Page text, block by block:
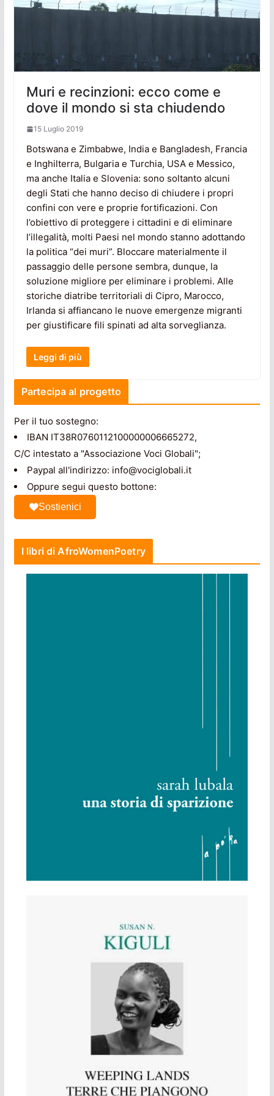
Muri e recinzioni: ecco come e
dove il mondo si sta chiudendo
15 Luglio 2019
Botswana e Zimbabwe, India e Bangladesh, Francia
e Inghilterra, Bulgaria e Turchia, USA e Messico,
ma anche Italia e Slovenia: sono soltanto alcuni
degli Stati che hanno deciso di chiudere i propri
confini con vere e proprie fortificazioni. Con
l’obiettivo di proteggere i cittadini e di eliminare
l’illegalità, molti Paesi nel mondo stanno adottando
la politica “dei muri”. Bloccare materialmente il
passaggio delle persone sembra, dunque, la
soluzione migliore per eliminare i problemi. Alle
storiche diatribe territoriali di Cipro, Marocco,
Irlanda si affiancano le nuove emergenze migranti
per giustificare fili spinati ad alta sorveglianza.
Leggi di più
Partecipa al progetto
Per il tuo sostegno:
IBAN IT38R0760112100000006665272,
C/C intestato a "Associazione Voci Globali";
Paypal all'indirizzo: info@vociglobali.it
Oppure segui questo bottone:
Sostienici
I libri di AfroWomenPoetry